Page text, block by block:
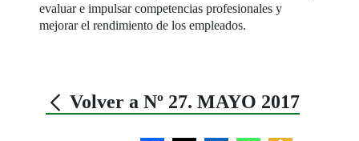
evaluar e impulsar competencias profesionales y
mejorar el rendimiento de los empleados.
Volver a Nº 27. MAYO 2017